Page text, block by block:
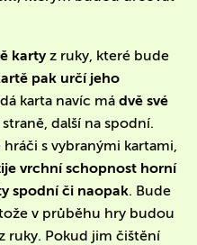
kartyz ruky, které bude
pak určí jeho
karta navíc má dvě své
další na spodní.
s vybranými kartami,
vrchní schopnost horní
spodní či naopak. Bude
v průběhu hry budou
ruky. Pokud jim čištění